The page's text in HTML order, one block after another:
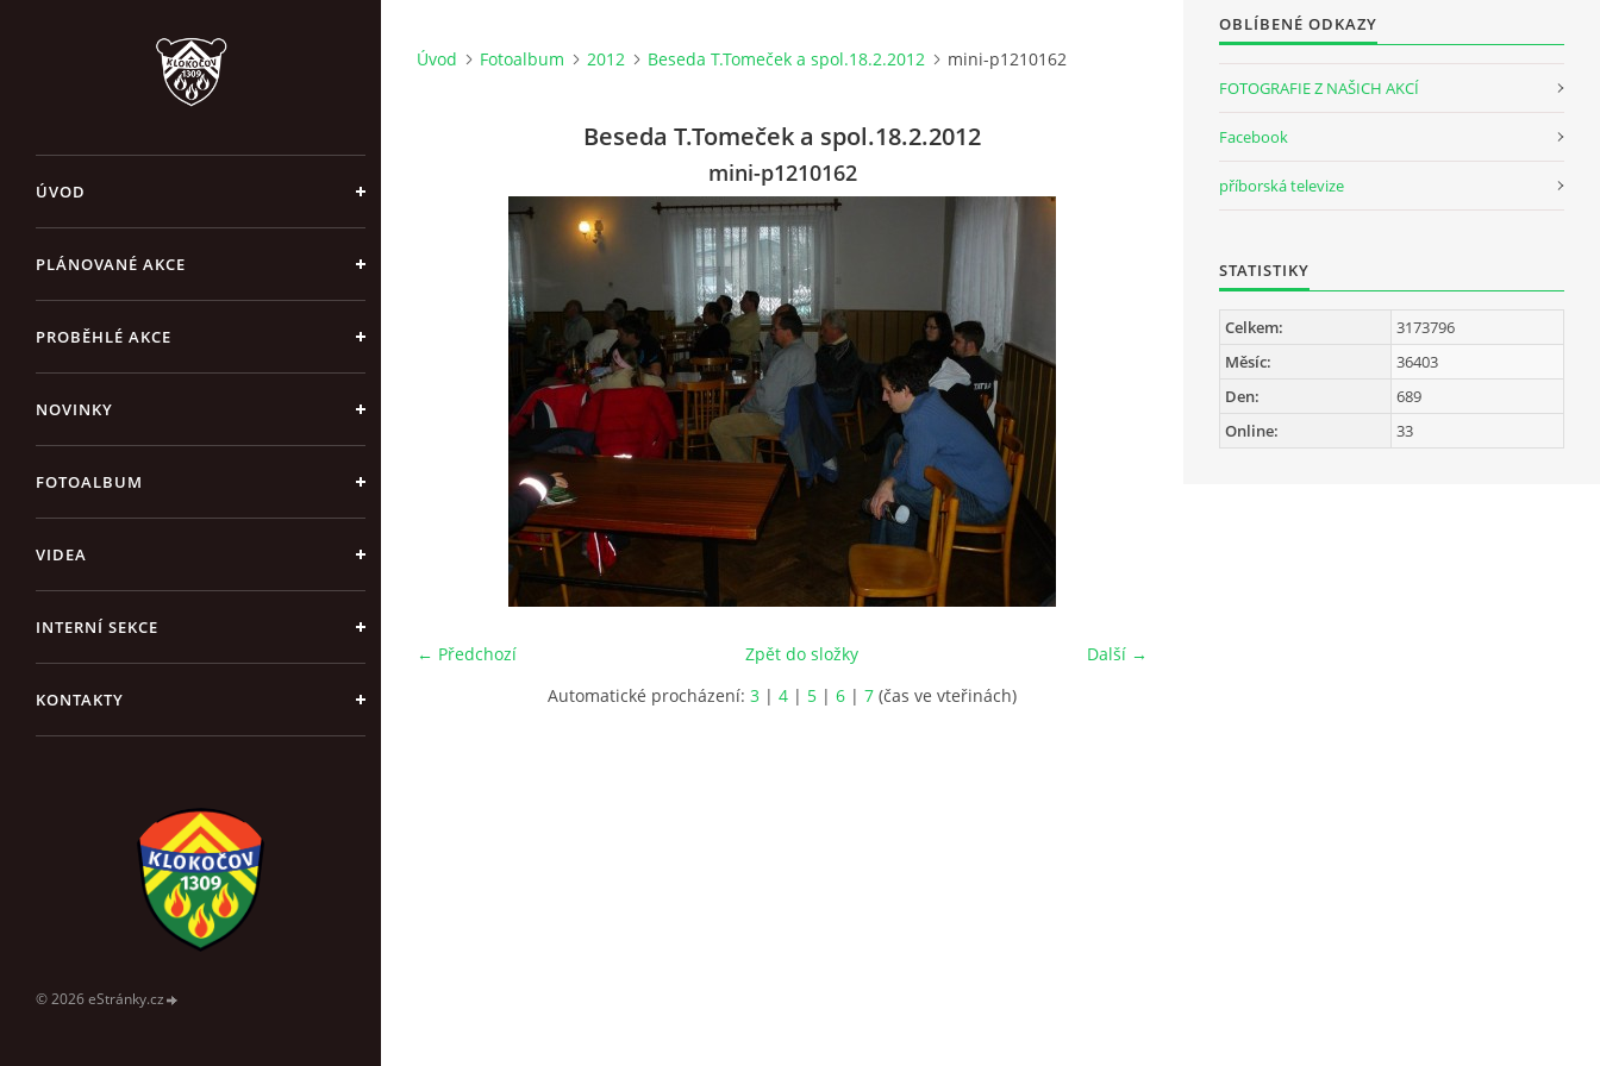
ÚVOD
PLÁNOVANÉ AKCE
PROBĚHLÉ AKCE
NOVINKY
FOTOALBUM
VIDEA
INTERNÍ SEKCE
KONTAKTY
© 2026 eStránky.cz
Úvod Fotoalbum 2012 Beseda T.Tomeček a spol.18.2.2012 mini-p1210162
Beseda T.Tomeček a spol.18.2.2012
mini-p1210162
← Předchozí Další →
Zpět do složky
Automatické procházení: 3 | 4 | 5 | 6 | 7 (čas ve vteřinách)
OBLÍBENÉ ODKAZY
FOTOGRAFIE Z NAŠICH AKCÍ
Facebook
příborská televize
STATISTIKY
Online: 33
Celkem:
3173796
Měsíc:
36403
Den:
689